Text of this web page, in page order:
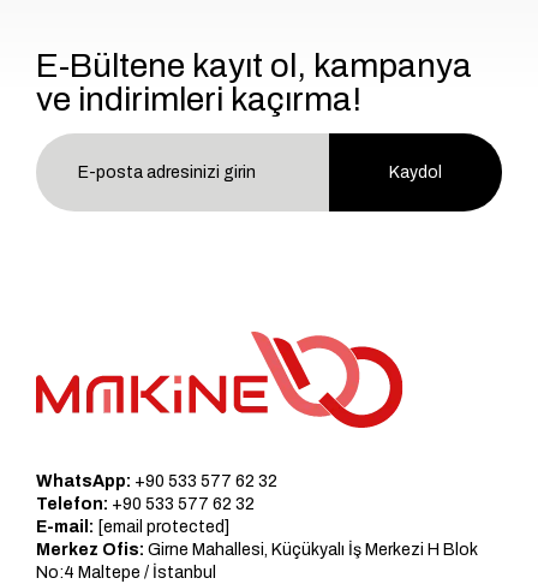
E-Bültene kayıt ol, kampanya
ve indirimleri kaçırma!
Kaydol
WhatsApp: +90 533 577 62 32
Telefon: +90 533 577 62 32
E-mail: [email protected]
Merkez Ofis: Girne Mahallesi, Küçükyalı İş Merkezi H Blok
No:4 Maltepe / İstanbul